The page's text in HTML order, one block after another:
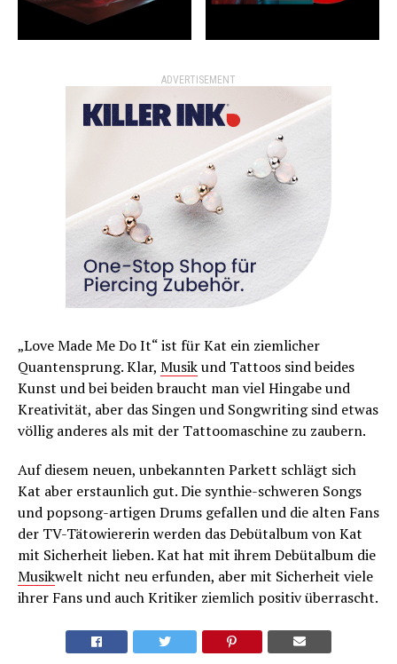
ADVERTISEMENT
„Love Made Me Do It“ ist für Kat ein ziemlicher
Quantensprung. Klar, Musikund Tattoos sind beides
Kunst und bei beiden braucht man viel Hingabe und
Kreativität, aber das Singen und Songwriting sind etwas
völlig anderes als mit der Tattoomaschine zu zaubern.
Auf diesem neuen, unbekannten Parkett schlägt sich
Kat aber erstaunlich gut. Die synthie-schweren Songs
und popsong-artigen Drums gefallen und die alten Fans
der TV-Tätowiererin werden das Debütalbum von Kat
mit Sicherheit lieben. Kat hat mit ihrem Debütalbum die
Musikwelt nicht neu erfunden, aber mit Sicherheit viele
ihrer Fans und auch Kritiker ziemlich positiv überrascht.